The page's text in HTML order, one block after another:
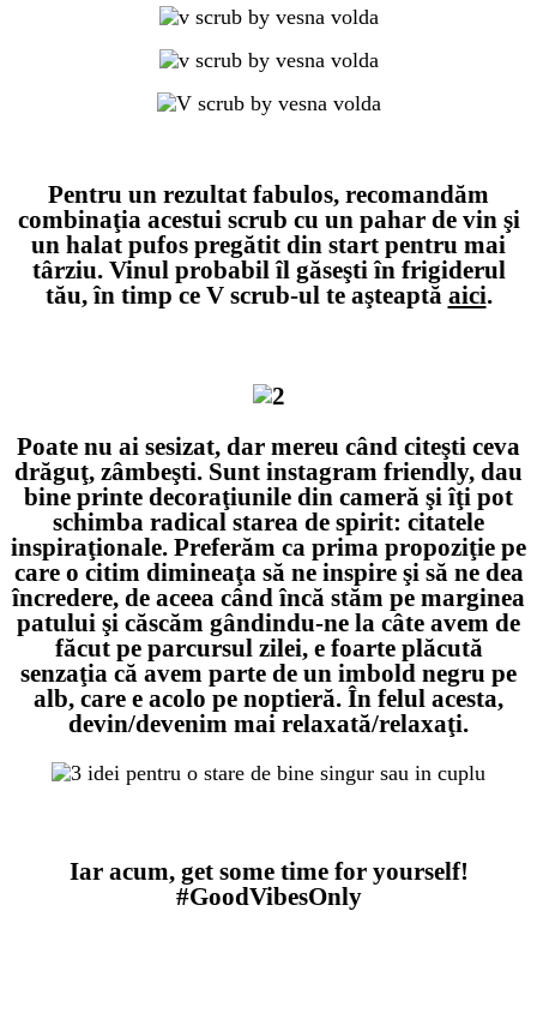
Pentru un rezultat fabulos, recomandăm
combinaţia acestui scrub cu un pahar de vin şi
un halat pufos pregătit din start pentru mai
târziu. Vinul probabil îl găseşti în frigiderul
tău, în timp ce V scrub-ul te aşteaptă aici.
Poate nu ai sesizat, dar mereu când citeşti ceva
drăguţ, zâmbeşti. Sunt instagram friendly, dau
bine printe decoraţiunile din cameră şi îţi pot
schimba radical starea de spirit: citatele
inspiraţionale. Preferăm ca prima propoziţie pe
care o citim dimineaţa să ne inspire şi să ne dea
încredere, de aceea când încă stăm pe marginea
patului şi căscăm gândindu-ne la câte avem de
făcut pe parcursul zilei, e foarte plăcută
senzaţia că avem parte de un imbold negru pe
alb, care e acolo pe noptieră. În felul acesta,
devin/devenim mai relaxată/relaxaţi.
Iar acum, get some time for yourself!
#GoodVibesOnly